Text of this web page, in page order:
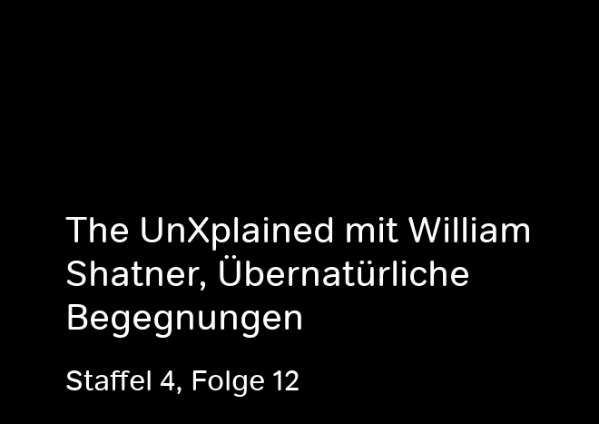
The UnXplained mit William
Shatner, Übernatürliche
Begegnungen
Staffel 4, Folge 12